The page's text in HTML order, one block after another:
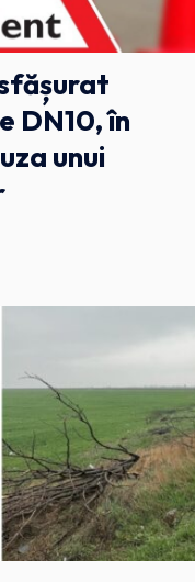
DN10, în
unui